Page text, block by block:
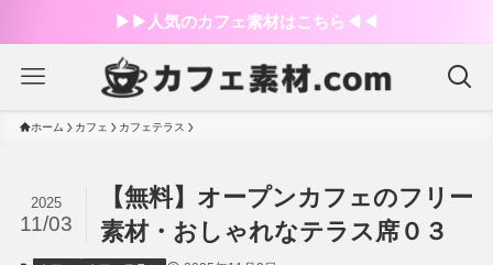
▶︎▶︎人気のカフェ素材はこちら◀︎◀︎
ホーム カフェ カフェテラス
【無料】オープンカフェのフリー
素材・おしゃれなテラス席０３
2025
11/03